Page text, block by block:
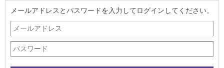
メールアドレスとパスワードを入力してログインしてください。